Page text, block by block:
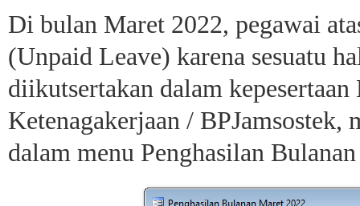
Di bulan Maret 2022, pegawai
(Unpaid Leave) karena sesuatu
diikutsertakan dalam kepesertaan
Ketenagakerjaan /
dalam menu Penghasilan